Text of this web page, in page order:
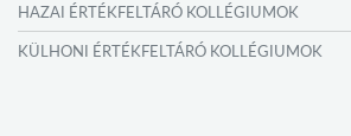
HAZAI ÉRTÉKFELTÁRÓ KOLLÉGIUMOK
KÜLHONI ÉRTÉKFELTÁRÓ KOLLÉGIUMOK